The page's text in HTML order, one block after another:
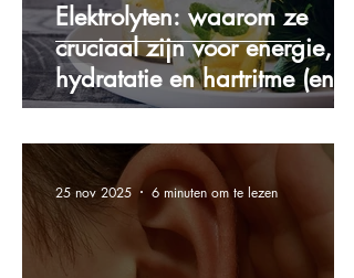
Elektrolyten: waarom ze
cruciaal zijn voor energie,
hydratatie en hartritme (en
hoe je ze via voeding binnen
krijgt)
25 nov 2025 6 minuten om te lezen